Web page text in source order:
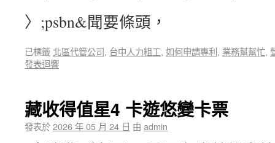
〉;psbn&聞要條頭，
已標籤 北區代管公司, 台中人力粗工, 如何申請專利, 業務幫幫忙,
發表迴響
藏收得值星4 卡遊悠變卡票
發表於2026 年 05 月 24 日 由 admin